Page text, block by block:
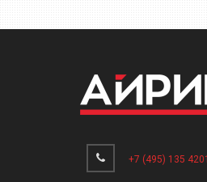
+7 (495) 135 4201